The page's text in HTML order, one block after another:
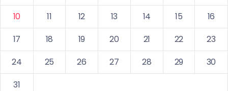
10
11 12 13 14 15
16
17
18 19 20 21 22
23
24
25 26 27 28 29
30
31